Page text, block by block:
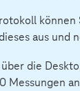
können
aus und
die
Messungen